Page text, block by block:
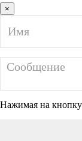
×
Нажимая на кнопку